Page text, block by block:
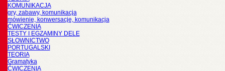
KOMUNIKACJA
gry, zabawy, komunikacja
mówienie, konwersacje, komunikacja
ĆWICZENIA
TESTY I EGZAMINY DELE
SŁOWNICTWO
PORTUGALSKI
TEORIA
Gramatyka
ĆWICZENIA